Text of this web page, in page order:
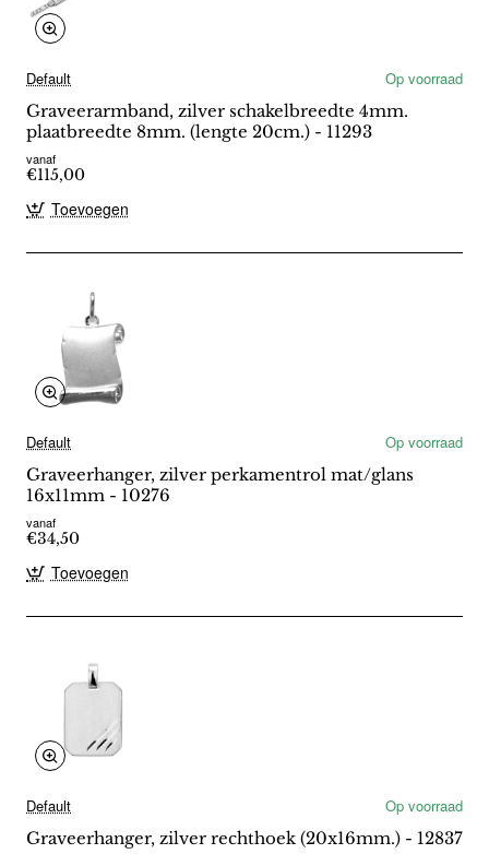
Default
Op voorraad
Graveerarmband, zilver schakelbreedte 4mm.
plaatbreedte 8mm. (lengte 20cm.) - 11293
vanaf
€115,00
Toevoegen
Default
Op voorraad
Graveerhanger, zilver perkamentrol mat/glans
16x11mm - 10276
vanaf
€34,50
Toevoegen
Default
Op voorraad
Graveerhanger, zilver rechthoek (20x16mm.) - 12837